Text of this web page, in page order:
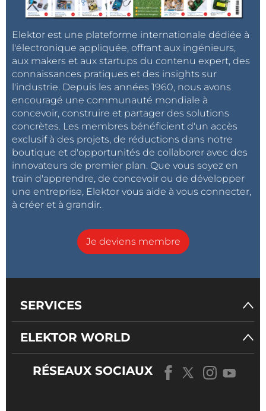
Elektor est une plateforme internationale dédiée à
l'électronique appliquée, offrant aux ingénieurs,
aux makers et aux startups du contenu expert, des
connaissances pratiques et des insights sur
l'industrie. Depuis les années 1960, nous avons
encouragé une communauté mondiale à
concevoir, construire et partager des solutions
concrètes. Les membres bénéficient d'un accès
exclusif à des projets, de réductions dans notre
boutique et d'opportunités de collaborer avec des
innovateurs de premier plan. Que vous soyez en
train d'apprendre, de concevoir ou de développer
une entreprise, Elektor vous aide à vous connecter,
à créer et à grandir.
Je deviens membre
SERVICES
ELEKTOR WORLD
RÉSEAUX SOCIAUX